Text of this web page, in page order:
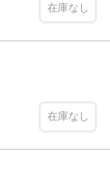
在庫なし
在庫なし